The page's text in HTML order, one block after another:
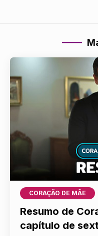
CORAÇÃO DE MÃE
Resumo de
capítulo de